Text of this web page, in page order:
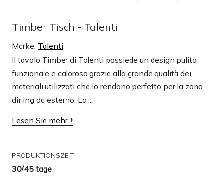
Timber Tisch - Talenti
Marke: Talenti
Il tavolo Timber di Talenti possiede un design pulito,
funzionale e caloroso grazie alla grande qualità dei
materiali utilizzati che lo rendono perfetto per la zona
dining da esterno. La ...
Lesen Sie mehr
PRODUKTIONSZEIT
30/45 tage